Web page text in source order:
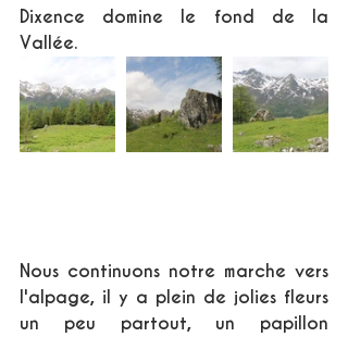
Dixence domine le fond de la
Vallée.
Nous continuons notre marche vers
l'alpage, il y a plein de jolies fleurs
un peu partout, un papillon